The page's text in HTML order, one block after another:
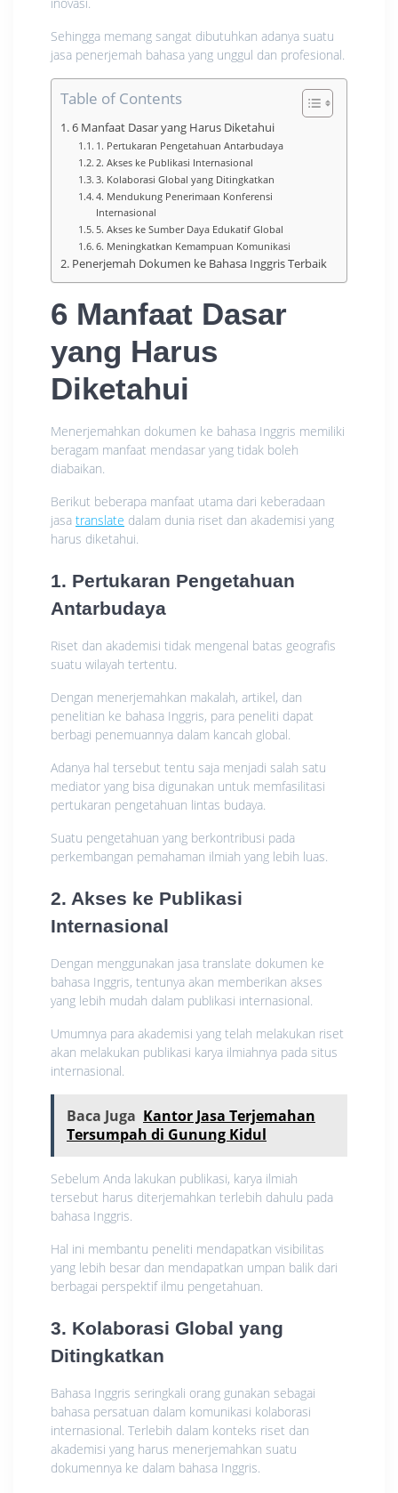
inovasi.
Sehingga memang sangat dibutuhkan adanya suatu
jasa penerjemah bahasa yang unggul dan profesional.
Table of Contents
6 Manfaat Dasar yang Harus Diketahui
1. Pertukaran Pengetahuan Antarbudaya
2. Akses ke Publikasi Internasional
3. Kolaborasi Global yang Ditingkatkan
4. Mendukung Penerimaan Konferensi
Internasional
5. Akses ke Sumber Daya Edukatif Global
6. Meningkatkan Kemampuan Komunikasi
Penerjemah Dokumen ke Bahasa Inggris Terbaik
6 Manfaat Dasar
yang Harus
Diketahui
Menerjemahkan dokumen ke bahasa Inggris memiliki
beragam manfaat mendasar yang tidak boleh
diabaikan.
Berikut beberapa manfaat utama dari keberadaan
jasa translate dalam dunia riset dan akademisi yang
harus diketahui.
1. Pertukaran Pengetahuan
Antarbudaya
Riset dan akademisi tidak mengenal batas geografis
suatu wilayah tertentu.
Dengan menerjemahkan makalah, artikel, dan
penelitian ke bahasa Inggris, para peneliti dapat
berbagi penemuannya dalam kancah global.
Adanya hal tersebut tentu saja menjadi salah satu
mediator yang bisa digunakan untuk memfasilitasi
pertukaran pengetahuan lintas budaya.
Suatu pengetahuan yang berkontribusi pada
perkembangan pemahaman ilmiah yang lebih luas.
2. Akses ke Publikasi
Internasional
Dengan menggunakan jasa translate dokumen ke
bahasa Inggris, tentunya akan memberikan akses
yang lebih mudah dalam publikasi internasional.
Umumnya para akademisi yang telah melakukan riset
akan melakukan publikasi karya ilmiahnya pada situs
internasional.
Baca Juga Kantor Jasa Terjemahan
Tersumpah di Gunung Kidul
Sebelum Anda lakukan publikasi, karya ilmiah
tersebut harus diterjemahkan terlebih dahulu pada
bahasa Inggris.
Hal ini membantu peneliti mendapatkan visibilitas
yang lebih besar dan mendapatkan umpan balik dari
berbagai perspektif ilmu pengetahuan.
3. Kolaborasi Global yang
Ditingkatkan
Bahasa Inggris seringkali orang gunakan sebagai
bahasa persatuan dalam komunikasi kolaborasi
internasional. Terlebih dalam konteks riset dan
akademisi yang harus menerjemahkan suatu
dokumennya ke dalam bahasa Inggris.